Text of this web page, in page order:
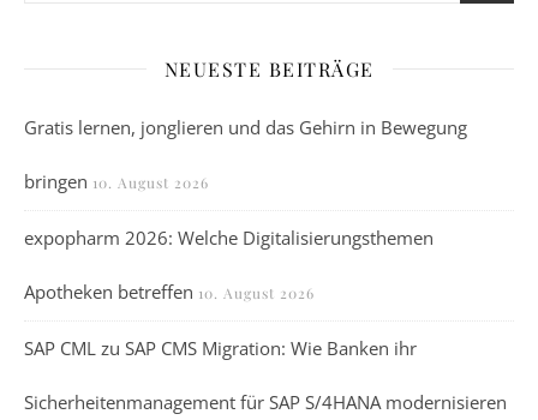
NEUESTE BEITRÄGE
Gratis lernen, jonglieren und das Gehirn in Bewegung
bringen 10. August 2026
expopharm 2026: Welche Digitalisierungsthemen
Apotheken betreffen 10. August 2026
SAP CML zu SAP CMS Migration: Wie Banken ihr
Sicherheitenmanagement für SAP S/4HANA modernisieren